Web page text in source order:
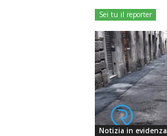
Sei tu il reporter
Notizia in evidenza